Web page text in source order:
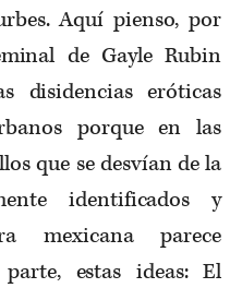
Aquí pienso, por
de Gayle Rubin
disidencias eróticas
porque en las
que se desvían de la
identificados y
mexicana parece
estas ideas: El